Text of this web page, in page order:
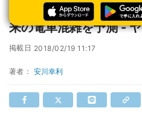
約4000万人のビッグ
来の電車混雑を予測 -
掲載日 2018/02/19 11:17
著者： 安川幸利